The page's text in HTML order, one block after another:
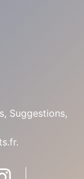
Suggestions,
.